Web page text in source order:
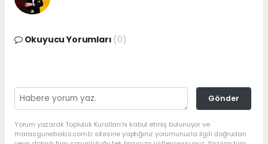
Okuyucu Yorumları (0)
Gönder
Yorum yazarak Topluluk Kuralları’nı kabul etmiş bulunuyor ve
marasgunebakis.com.tr sitesine yaptığınız yorumunuzla ilgili doğrudan